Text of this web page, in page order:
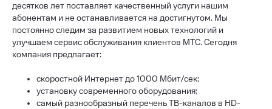
десятков лет поставляет качественный услуги нашим
абонентам и не останавливается на достигнутом. Мы
постоянно следим за развитием новых технологий и
улучшаем сервис обслуживания клиентов МТС. Сегодня
компания предлагает:
скоростной Интернет до 1000 Мбит/сек;
установку современного оборудования;
самый разнообразный перечень ТВ-каналов в HD-